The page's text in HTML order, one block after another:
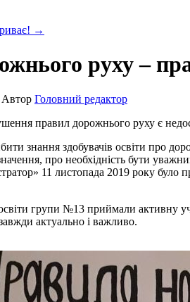
→
руху –
Автор Головний редактор
правил дорожнього руху є
знання здобувачів освіти про
про необхідність бути
11 листопада 2019 року
освіти групи №13 приймали активну
актуально і важливо.